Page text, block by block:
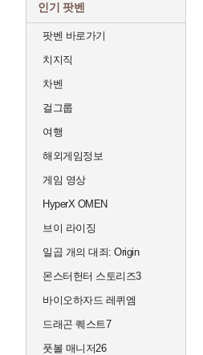
인기 팟벤
팟벤 바로가기
치지직
차벤
걸그룹
여행
해외게임정보
게임 영상
HyperX OMEN
브이 라이징
일곱 개의 대죄: Origin
몬스터헌터 스토리즈3
바이오하자드 레퀴엠
드래곤 퀘스트7
풋볼 매니저26